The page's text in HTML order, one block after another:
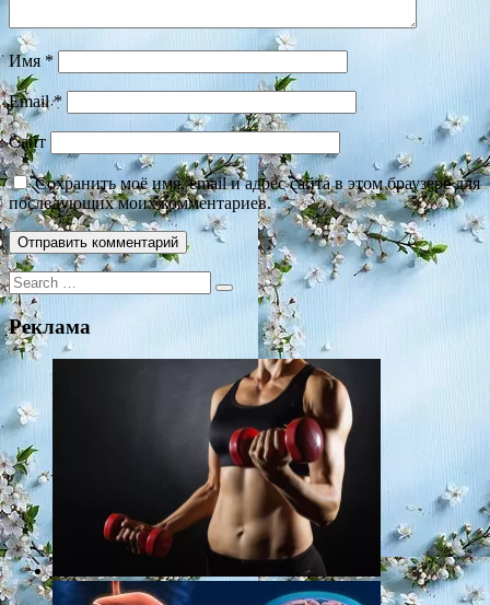
Имя *
Email*
Сайт
Сохранить моё имя, email и адрес сайта в этом браузере для
последующих моих комментариев.
Search
for:
Реклама